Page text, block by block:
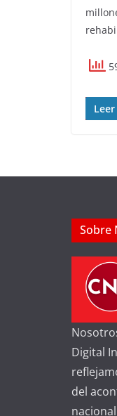
Sobre
Digital
del